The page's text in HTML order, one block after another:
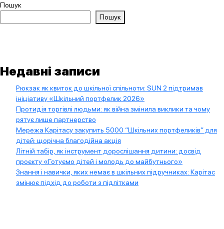
записами
Пошук
Пошук
Недавні записи
Рюкзак як квиток до шкільної спільноти: SUN 2 підтримав
ініціативу «Шкільний портфелик 2026»
Протидія торгівлі людьми: як війна змінила виклики та чому
рятує лише партнерство
Мережа Карітасу закупить 5000 “Шкільних портфеликів” для
дітей: щорічна благодійна акція
Літній табір, як інструмент дорослішання дитини: досвід
проєкту «Готуємо дітей і молодь до майбутнього»
Знання і навички, яких немає в шкільних підручниках: Карітас
змінює підхід до роботи з підлітками